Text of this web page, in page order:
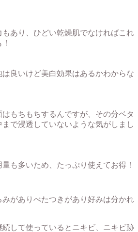
あり、ひどい乾燥肌でなければこれ
は良いけど美白効果はあるかわからな
もちもちするんですが、その分ベタ
で浸透していないような気がしまし
も多いため、たっぷり使えてお得！
がありべたつきがあり好みは分かれ
して使っているとニキビ、ニキビ跡